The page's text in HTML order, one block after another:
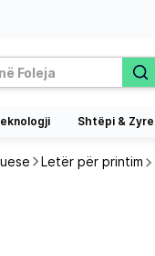
Shtëpi & Zyre
Letër për printim